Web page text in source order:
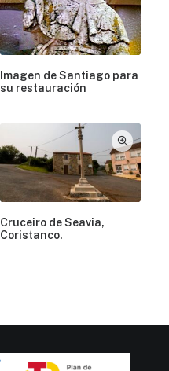
Imagen de Santiago para
su restauración
Cruceiro de Seavia,
Coristanco.